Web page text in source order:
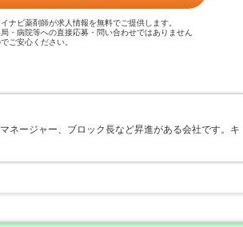
ナビ薬剤師が求人情報を無料でご提供します。
・病院等への直接応募・問い合わせではありません
ご安心ください。
ネージャー、ブロック長など昇進がある会社です。キ